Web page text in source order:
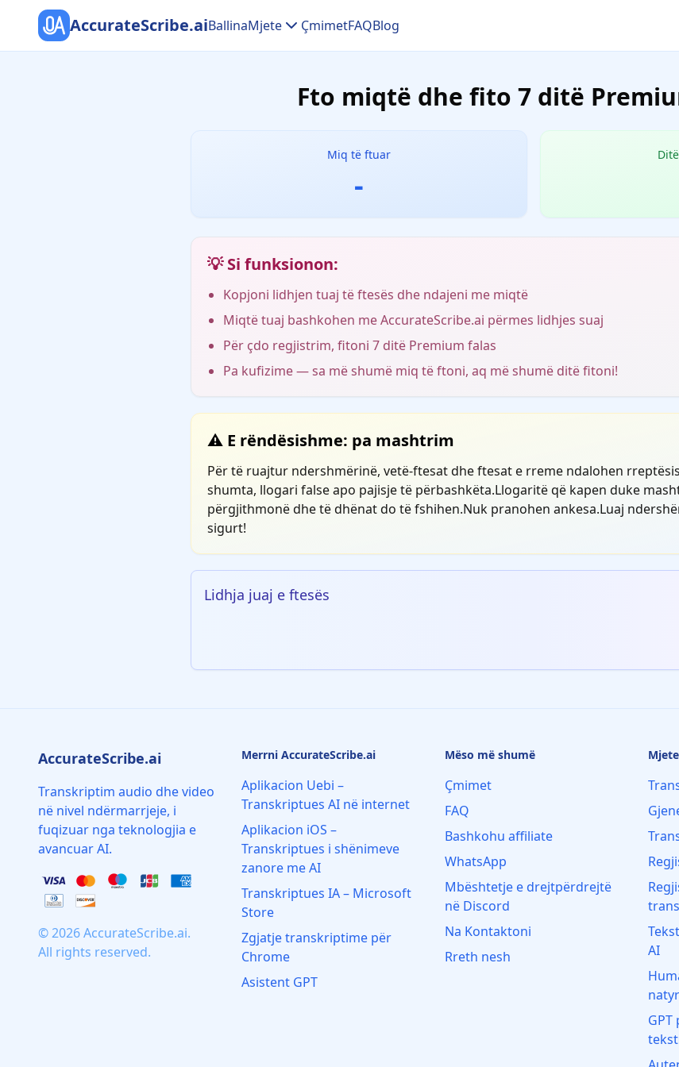
AccurateScribe.aiBallinaMjete ÇmimetFAQBlog
Fto miqtë dhe fito 7 ditë
Miq të ftuar
-
💡 Si funksionon:
Kopjoni lidhjen tuaj të ftesës dhe ndajeni me miqtë
Miqtë tuaj bashkohen me AccurateScribe.ai përmes lidhjes suaj
Për çdo regjistrim, fitoni 7 ditë Premium falas
Pa kufizime — sa më shumë miq të ftoni, aq më shumë ditë fitoni!
⚠️ E rëndësishme: pa mashtrim
Për të ruajtur ndershmërinë, vetë-ftesat dhe ftesat e rreme ndalohen
shumta, llogari false apo pajisje të përbashkëta.Llogaritë që kapen duke
përgjithmonë dhe të dhënat do të fshihen.Nuk pranohen ankesa.Luaj
sigurt!
Lidhja juaj e ftesës
AccurateScribe.ai
Transkriptim audio dhe video
në nivel ndërmarrjeje, i
fuqizuar nga teknologjia e
avancuar AI.
© 2026 AccurateScribe.ai.
All rights reserved.
Merrni AccurateScribe.ai
Aplikacion Uebi –
Transkriptues AI në internet
Aplikacion iOS –
Transkriptues i shënimeve
zanore me AI
Transkriptues IA – Microsoft
Store
Zgjatje transkriptime për
Chrome
Asistent GPT
Mëso më shumë
Çmimet
FAQ
Bashkohu affiliate
WhatsApp
Mbështetje e drejtpërdrejtë
në Discord
Na Kontaktoni
Rreth nesh
Mjete
AI